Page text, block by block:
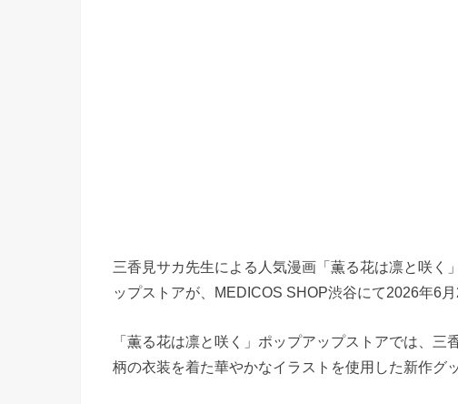
三香見サカ先生による人気漫画「薫る花は凛と咲く
ップストアが、MEDICOS SHOP渋谷にて2026年6
「薫る花は凛と咲く」ポップアップストアでは、
柄の衣装を着た華やかなイラストを使用した新作グ